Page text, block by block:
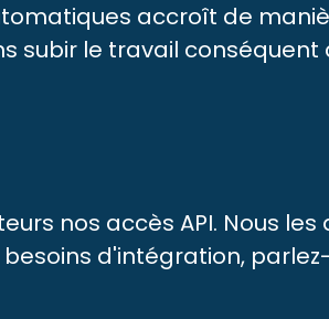
accroît de
subir le travail
nos accès API. Nous
d'intégration,